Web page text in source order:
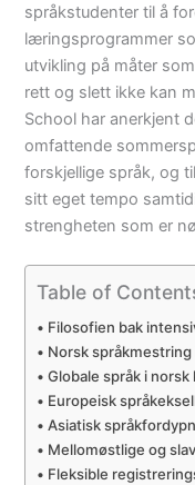
språkstudenter til å
læringsprogrammer
utvikling på måter
rett og slett ikke kan
School har anerkjent
omfattende
forskjellige språk, og
sitt eget tempo
strengheten som er
Table of
Filosofien bak
Norsk språkmestring
Globale språk i
Europeisk
Asiatisk
Mellomøstlige og
Fleksible